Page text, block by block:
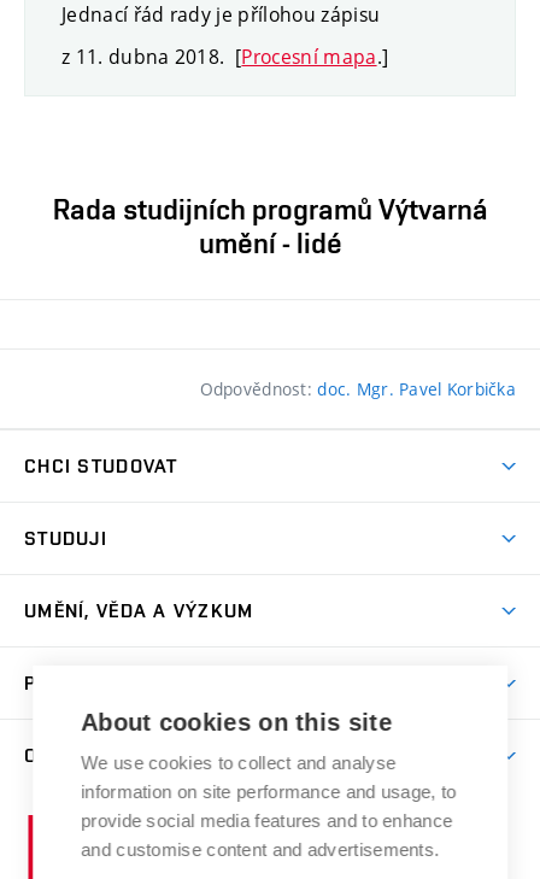
Jednací řád rady je přílohou zápisu
z 11. dubna 2018. [Procesní mapa.]
Rada studijních programů Výtvarná
umění - lidé
Odpovědnost:doc. Mgr. Pavel Korbička
CHCI STUDOVAT
Přijímačky
Dny otevřených dveří
Přípravné kurzy
Studium bez bariér
Katedra teorií a dějin umění
Kabinety a dílny
Kontakt
STUDUJI
Časový plán studia
Studijní předpisy a formuláře
Studium a stáže v zahraničí
Rezidenční pobyty
Odborná praxe
UMĚNÍ, VĚDA A VÝZKUM
Publikační činnost
Projekty
Výstavy
PRO VEŘEJNOST
Letní školy a semestrální kurzy
Nakladatelská a vydavatelská činnost
Research Catalogue
O FAKULTĚ
Aktuality
Informační tabule
Vysoké
učení
About cookies on this site
We use cookies to collect and analyse
information on site performance and usage, to
provide social media features and to enhance
and customise content and advertisements.